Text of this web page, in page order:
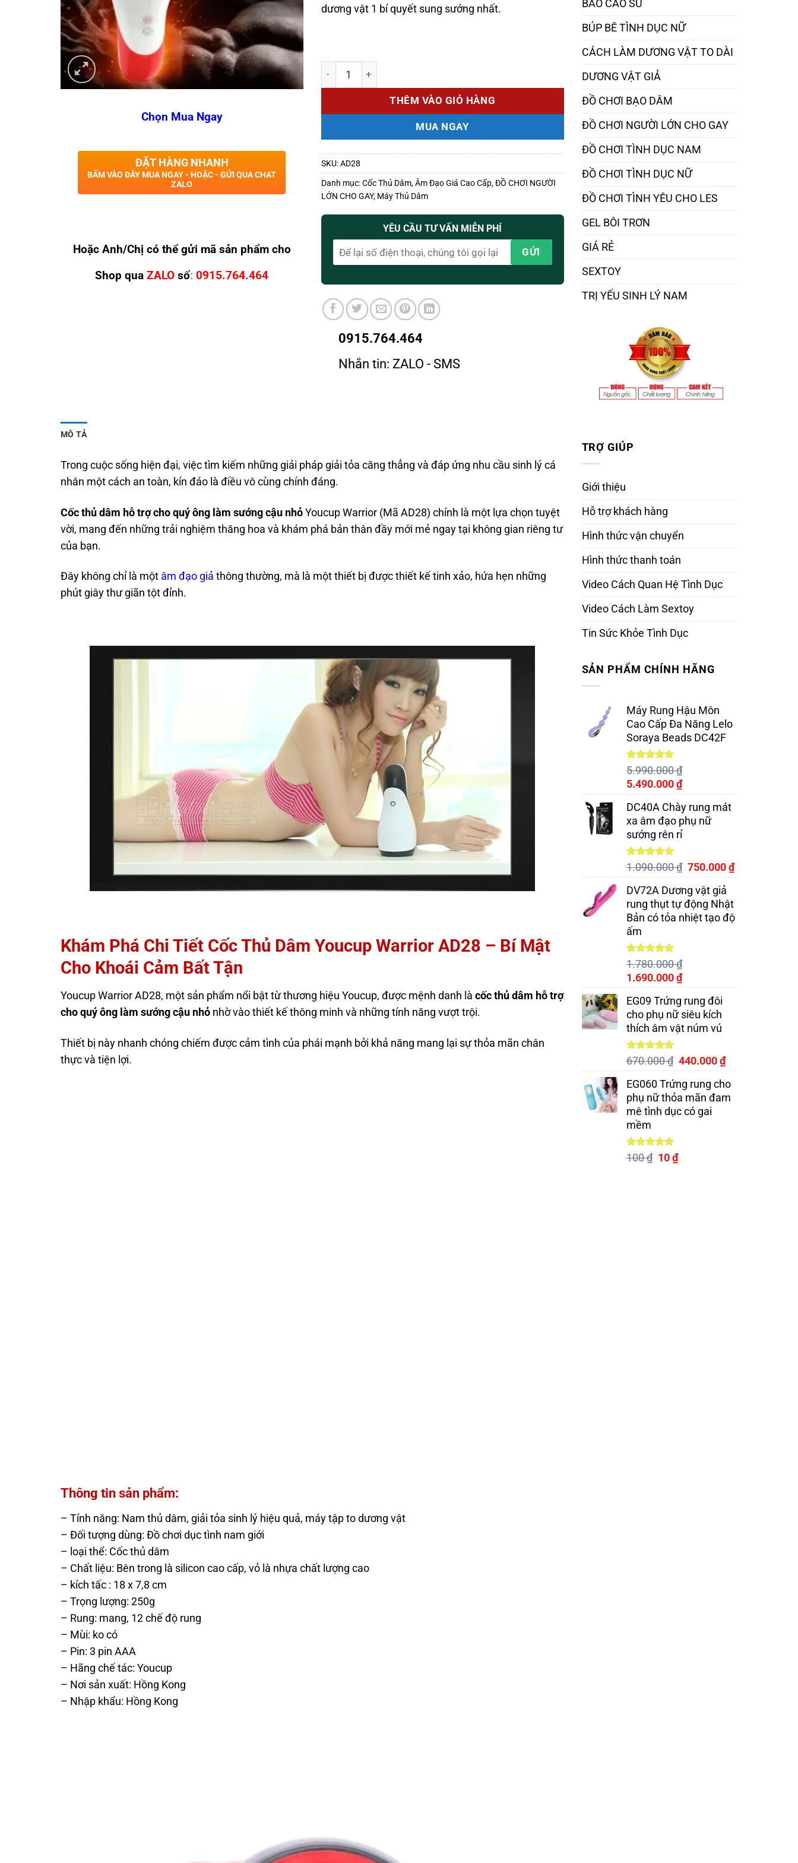
Chọn Mua Ngay
ĐẶT HÀNG NHANH
BẤM VÀO ĐÂY MUA NGAY - HOẶC - GỬI QUA CHAT
ZALO
Hoặc Anh/Chị có thể gửi mã sản phẩm cho
Shop qua ZALO số:0915.764.464
dương vật 1 bí quyết sung sướng nhất.
Số lượng
THÊM VÀO GIỎ HÀNG
MUA NGAY
SKU:AD28
Danh mục:Cốc Thủ Dâm,Âm Đạo Giả Cao Cấp,ĐỒ CHƠI NGƯỜI
LỚN CHO GAY, Máy Thủ Dâm
YÊU CẦU TƯ VẤN MIỄN PHÍ
0915.764.464
Nhắn tin: ZALO - SMS
MÔ TẢ
Trong cuộc sống hiện đại, việc tìm kiếm những giải pháp giải tỏa căng thẳng và đáp ứng nhu cầu sinh lý cá
nhân một cách an toàn, kín đáo là điều vô cùng chính đáng.
Cốc thủ dâm hỗ trợ cho quý ông làm sướng cậu nhỏYoucup Warrior (Mã AD28) chính là một lựa chọn tuyệt
vời, mang đến những trải nghiệm thăng hoa và khám phá bản thân đầy mới mẻ ngay tại không gian riêng tư
của bạn.
Đây không chỉ là một âm đạo giả thông thường, mà là một thiết bị được thiết kế tinh xảo, hứa hẹn những
phút giây thư giãn tột đỉnh.
Khám Phá Chi Tiết Cốc Thủ Dâm Youcup Warrior AD28 – Bí Mật
Cho Khoái Cảm Bất Tận
Youcup Warrior AD28, một sản phẩm nổi bật từ thương hiệu Youcup, được mệnh danh là cốc thủ dâm hỗ trợ
cho quý ông làm sướng cậu nhỏ nhờ vào thiết kế thông minh và những tính năng vượt trội.
Thiết bị này nhanh chóng chiếm được cảm tình của phái mạnh bởi khả năng mang lại sự thỏa mãn chân
thực và tiện lợi.
Thông tin sản phẩm:
– Tính năng: Nam thủ dâm, giải tỏa sinh lý hiệu quả, máy tập to dương vật
– Đối tượng dùng: Đồ chơi dục tình nam giới
– loại thể: Cốc thủ dâm
– Chất liệu: Bên trong là silicon cao cấp, vỏ là nhựa chất lượng cao
– kích tấc : 18 x 7,8 cm
– Trọng lượng: 250g
– Rung: mang, 12 chế độ rung
– Mùi: ko có
– Pin: 3 pin AAA
– Hãng chế tác: Youcup
– Nơi sản xuất: Hồng Kong
– Nhập khẩu: Hồng Kong
BAO CAO SU
BÚP BÊ TÌNH DỤC NỮ
CÁCH LÀM DƯƠNG VẬT TO DÀI
DƯƠNG VẬT GIẢ
ĐỒ CHƠI BẠO DÂM
ĐỒ CHƠI NGƯỜI LỚN CHO GAY
ĐỒ CHƠI TÌNH DỤC NAM
ĐỒ CHƠI TÌNH DỤC NỮ
ĐỒ CHƠI TÌNH YÊU CHO LES
GEL BÔI TRƠN
GIÁ RẺ
SEXTOY
TRỊ YẾU SINH LÝ NAM
TRỢ GIÚP
Giới thiệu
Hỗ trợ khách hàng
Hình thức vận chuyển
Hình thức thanh toán
Video Cách Quan Hệ Tình Dục
Video Cách Làm Sextoy
Tin Sức Khỏe Tình Dục
SẢN PHẨM CHÍNH HÃNG
Máy Rung Hậu Môn
Cao Cấp Đa Năng Lelo
Soraya Beads DC42F
Được xếp
hạng5.00
5 sao
5.990.000₫
Giá
là:
5.990.000 ₫.
5.490.000₫Giá
tại
là:
5.490.000 ₫.
DC40A Chày rung mát
xa âm đạo phụ nữ
sướng rên rỉ
Được xếp
hạng5.00
1.090.000₫ Giá
là:
1.090.000 ₫.
750.000₫Giá
là:
750.000 ₫.
DV72A Dương vật giả
rung thụt tự động Nhật
Bản có tỏa nhiệt tạo độ
ấm
Được xếp
hạng5.00
5 sao
1.780.000₫
Giá
là:
1.780.000 ₫.
1.690.000₫Giá
tại
là:
1.690.000 ₫.
EG09 Trứng rung đôi
cho phụ nữ siêu kích
thích âm vật núm vú
Được xếp
hạng5.00
670.000₫ Giá
là:
670.000 ₫.
440.000₫Giá
tại
là:
EG060 Trứng rung cho
phụ nữ thỏa mãn đam
mê tình dục có gai
mềm
Được xếp
hạng5.00
100₫ Giá
10₫Giá